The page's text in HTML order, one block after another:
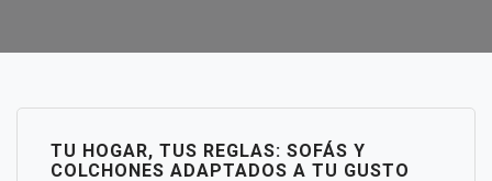
TU HOGAR, TUS REGLAS: SOFÁS Y
COLCHONES ADAPTADOS A TU GUSTO